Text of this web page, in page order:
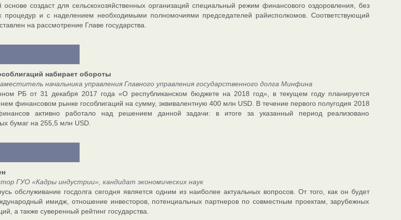
основе создаст для сельскохозяйственных организаций специальный режим финансового оздоровления, без
процедур и с наделением необходимыми полномочиями председателей райисполкомов. Соответствующий
на рассмотрение Главе государства.
набирает обороты
начальника управления Главного управления государственного долга Минфина
РБ от 31 декабря 2017 года «О республиканском бюджете на 2018 год», в текущем году планируется
финансовом рынке гособлигаций на сумму, эквивалентную 400 млн USD. В течение первого полугодия 2018
активно работало над решением данной задачи: в итоге за указанный период реализовано
бумаг на 255,5 млн USD.
ГУО «Кадры индустрии», кандидат экономических наук
обслуживание госдолга сегодня является одним из наиболее актуальных вопросов. От того, как он будет
имидж, отношение инвесторов, потенциальных партнеров по совместным проектам, зарубежных
а также суверенный рейтинг государства.